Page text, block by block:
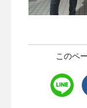
このペ